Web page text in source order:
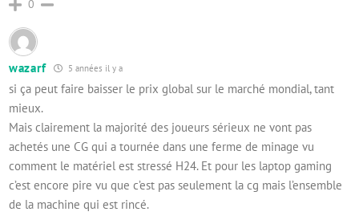
0
wazarf 5 années il y a
si ça peut faire baisser le prix global sur le marché mondial, tant
mieux.
Mais clairement la majorité des joueurs sérieux ne vont pas
achetés une CG qui a tournée dans une ferme de minage vu
comment le matériel est stressé H24. Et pour les laptop gaming
c’est encore pire vu que c’est pas seulement la cg mais l’ensemble
de la machine qui est rincé.